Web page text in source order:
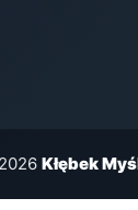
Kłębek